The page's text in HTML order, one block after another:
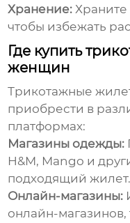
Хранение:
чтобы избежать
Где купить
женщин
Трикотажные
приобрести в
платформах:
Магазины одежды:
H&M, Mango и
подходящий жилет.
Онлайн-магазины:
онлайн-магазинов,